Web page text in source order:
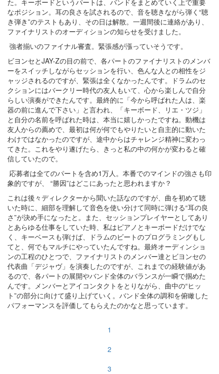
た。キーボードというパートは、バンドをまとめていく上で重要
なポジション。耳の良さを試されるので、音を聴きながら弾く“聴
き弾き”のテストもあり、その日は解散。一週間後に連絡があり、
ファイナリストのオーディションの知らせを受けました。
強者揃いのファイナル審査。緊張感が漲っていそうです。
ビヨンセとJAY-Zの目の前で、各パートのファイナリストのメンバ
ーをスイッチしながらセッションを行い、色んな人との相性をジ
ャッジされるのですが、緊張は全くなかったんです。ドラムのセ
クションにはバークリー時代の友人もいて、心から楽しんで自分
らしい演奏ができたんです。最終的に「今から呼ばれた人は、楽
器の前に進んで下さい」と言われ、「キーボード、リエ・ツジ」
と自分の名前を呼ばれた時は、本当に嬉しかったですね。動機は
友人からの薦めで、最初は何が何でもやりたいと自主的に動いた
わけではなかったのですが、途中からはチャレンジ精神に変わっ
てきた。これをやり遂げたら、きっと私の中の何かが変わると確
信していたので。
応募者は全てのパートを含め1万人。本番でのマインドの強さも印
象的ですが、 “勝因”はどこにあったと思われますか？
これは後々ディレクターから聞いた話なのですが、曲を初めて聴
いた時に、細部を理解して音色を使い分けて同時に弾ける“耳の良
さ”が決め手になったと。また、セッションプレイヤーとしてあり
とあらゆる仕事をしていた時、私はピアノとキーボードだけでな
く、キーベースも弾けば、ドラムのビートのプログラミングもし
てと、何でもマルチにやっていたんですね。最終オーディンショ
ンの工程のひとつで、ファイナリストのメンバー達とビヨンセの
代表曲「デジャヴ」を演奏したのですが、これまでの経験値があ
るので、各パートの展開やバンド全体のバランスが一瞬で掴めた
んです。メンバーとアイコンタクトをとりながら、曲中の“ヒッ
ト”の部分に向けて盛り上げていく。バンド全体の調和を俯瞰した
パフォーマンスを評価してもらえたのかなと思っています。
1
2
3